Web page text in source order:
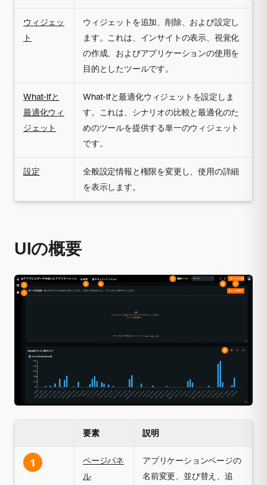
ウィジェッ
ト
ウィジェットを追加、削除、および設定し
ます。これは、インサイトの表示、視覚化
の作成、およびアプリケーションの使用を
目的としたツールです。
What-Ifと
最適化ウィ
ジェット
What-Ifと最適化ウィジェットを設定しま
す。これは、シナリオの比較と最適化のた
めのツールを提供する単一のウィジェット
です。
設定
全般設定情報と権限を変更し、使用の詳細
を表示します。
UIの概要
要素 説明
1
ページパネ
ル
アプリケーションページの
名前変更、並び替え、追